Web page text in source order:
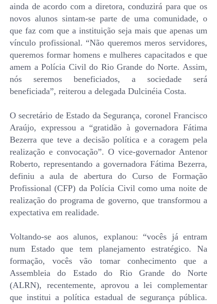
ainda de acordo com a diretora, conduzirá para que os
novos alunos sintam-se parte de uma comunidade, o
que faz com que a instituição seja mais que apenas um
vínculo profissional. “Não queremos meros servidores,
queremos formar homens e mulheres capacitados e que
amem a Polícia Civil do Rio Grande do Norte. Assim,
nós seremos beneficiados, a sociedade será
beneficiada”, reiterou a delegada Dulcinéia Costa.
O secretário de Estado da Segurança, coronel Francisco
Araújo, expressou a “gratidão à governadora Fátima
Bezerra que teve a decisão política e a coragem pela
realização e convocação”. O vice-governador Antenor
Roberto, representando a governadora Fátima Bezerra,
definiu a aula de abertura do Curso de Formação
Profissional (CFP) da Polícia Civil como uma noite de
realização do programa de governo, que transformou a
expectativa em realidade.
Voltando-se aos alunos, explanou: “vocês já entram
num Estado que tem planejamento estratégico. Na
formação, vocês vão tomar conhecimento que a
Assembleia do Estado do Rio Grande do Norte
(ALRN), recentemente, aprovou a lei complementar
que institui a política estadual de segurança pública.